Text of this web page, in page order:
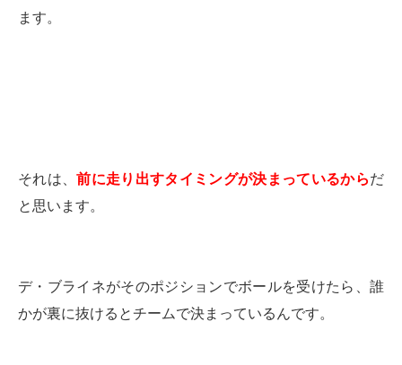
ます。
それは、前に走り出すタイミングが決まっているからだ
と思います。
デ・ブライネがそのポジションでボールを受けたら、誰
かが裏に抜けるとチームで決まっているんです。